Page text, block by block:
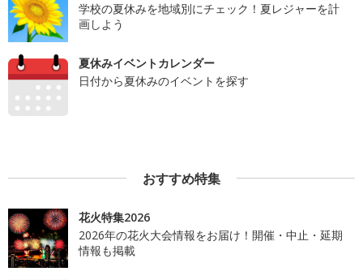
学校の夏休みを地域別にチェック！夏レジャーを計
画しよう
夏休みイベントカレンダー
日付から夏休みのイベントを探す
おすすめ特集
花火特集2026
2026年の花火大会情報をお届け！開催・中止・延期
情報も掲載